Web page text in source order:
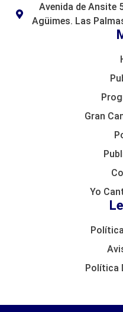
Gran
Yo
Política
Avenida de Ansite
Agüimes. Las